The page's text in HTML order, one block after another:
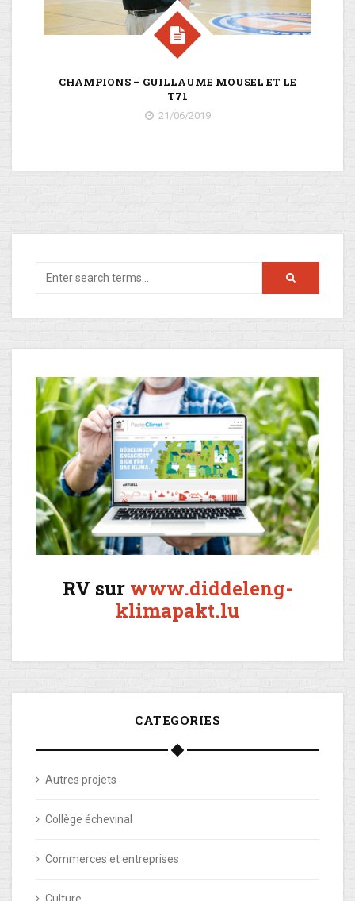
CHAMPIONS – GUILLAUME MOUSEL ET LE
T71
21/06/2019
RV sur www.diddeleng-
klimapakt.lu
CATEGORIES
Autres projets
Collège échevinal
Commerces et entreprises